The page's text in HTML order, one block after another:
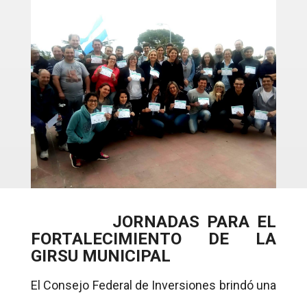
JORNADAS PARA EL
FORTALECIMIENTO DE LA
GIRSU MUNICIPAL
El Consejo Federal de Inversiones brindó una